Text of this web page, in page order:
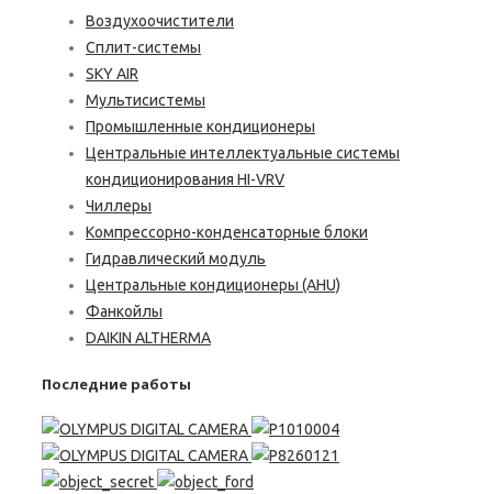
Воздухоочистители
Сплит-системы
SKY AIR
Мультисистемы
Промышленные кондиционеры
Центральные интеллектуальные системы
кондиционирования HI-VRV
Чиллеры
Компрессорно-конденсаторные блоки
Гидравлический модуль
Центральные кондиционеры (AHU)
Фанкойлы
DAIKIN ALTHERMA
Последние работы